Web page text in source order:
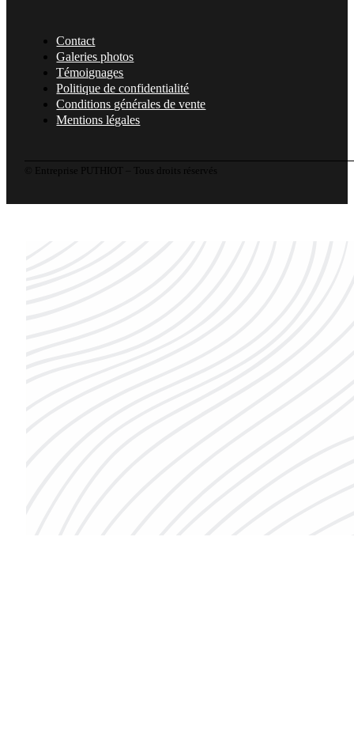
Contact
Galeries photos
Témoignages
Politique de confidentialité
Conditions générales de vente
Mentions légales
© Entreprise PUTHIOT – Tous droits réservés